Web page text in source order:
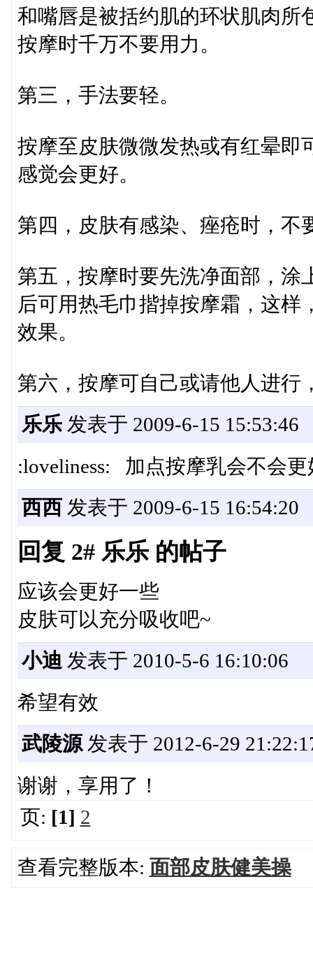
和嘴唇是被括约肌的环状肌肉所
按摩时千万不要用力。
第三，手法要轻。
按摩至皮肤微微发热或有红晕即
感觉会更好。
第四，皮肤有感染、痤疮时，不
第五，按摩时要先洗净面部，涂
后可用热毛巾揩掉按摩霜，这
效果。
第六，按摩可自己或请他人进行
乐乐发表于 2009-6-15 15:53:46
:loveliness: 加点按摩乳会不会更
西西发表于 2009-6-15 16:54:20
回复 2# 乐乐 的帖子
应该会更好一些
皮肤可以充分吸收吧~
小迪 发表于 2010-5-6 16:10:06
希望有效
武陵源发表于 2012-6-29
谢谢，享用了！
页: [1] 2
查看完整版本: 面部皮肤健美操